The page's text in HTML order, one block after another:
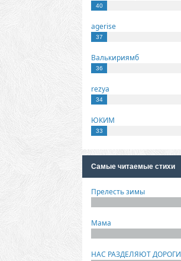
40
agerise
37
Валькириямб
36
rezya
34
ЮКИМ
33
Самые читаемые стихи
Прелесть зимы
Мама
НАС РАЗДЕЛЯЮТ ДОРОГИ